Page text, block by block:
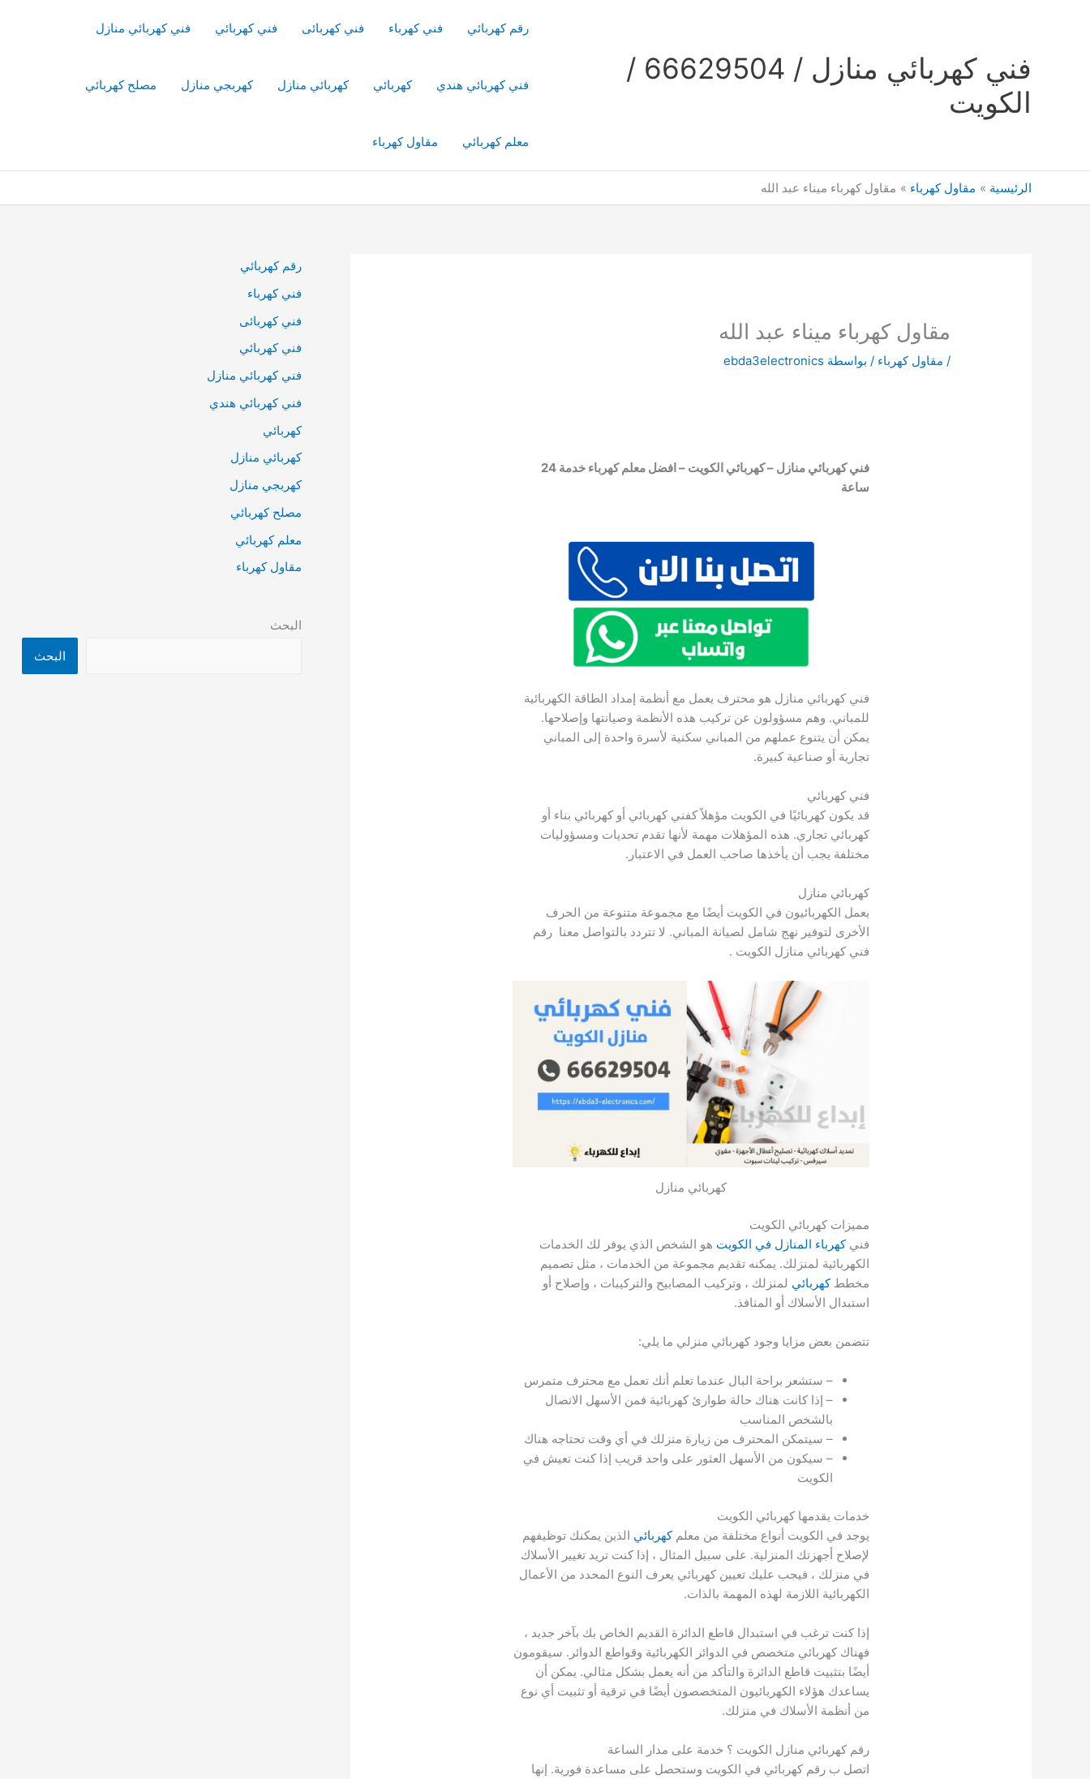
فني كهربائي منازل / 66629504 /
الكويت
رقم كهربائي فني كهرباء فني كهربائى فني كهربائي فني كهربائي منازل
فني كهربائي هندي كهربائي كهربائي منازل كهربجي منازل مصلح كهربائي
معلم كهربائي مقاول كهرباء
الرئيسية مقاول كهرباء مقاول كهرباء ميناء عبد الله
مقاول كهرباء ميناء عبد الله
/ مقاول كهرباء / بواسطة ebda3electronics
فني كهربائي منازل – كهربائي الكويت – افضل معلم كهرباء خدمة 24
ساعة
فني كهربائي منازل هو محترف يعمل مع أنظمة إمداد الطاقة الكهربائية
للمباني. وهم مسؤولون عن تركيب هذه الأنظمة وصيانتها وإصلاحها.
يمكن أن يتنوع عملهم من المباني سكنية لأسرة واحدة إلى المباني
تجارية أو صناعية كبيرة.
فني كهربائي
قد يكون كهربائيًا في الكويت مؤهلاً كفني كهربائي أو كهربائي بناء أو
كهربائي تجاري. هذه المؤهلات مهمة لأنها تقدم تحديات ومسؤوليات
مختلفة يجب أن يأخذها صاحب العمل في الاعتبار.
كهربائي منازل
يعمل الكهربائيون في الكويت أيضًا مع مجموعة متنوعة من الحرف
الأخرى لتوفير نهج شامل لصيانة المباني. لا تتردد بالتواصل معنا رقم
فني كهربائي منازل الكويت .
كهربائي منازل
مميزات كهربائي الكويت
فني كهرباء المنازل في الكويت هو الشخص الذي يوفر لك الخدمات
الكهربائية لمنزلك. يمكنه تقديم مجموعة من الخدمات ، مثل تصميم
مخططكهربائي لمنزلك ، وتركيب المصابيح والتركيبات ، وإصلاح أو
استبدال الأسلاك أو المنافذ.
تتضمن بعض مزايا وجود كهربائي منزلي ما يلي:
– ستشعر براحة البال عندما تعلم أنك تعمل مع محترف متمرس
– إذا كانت هناك حالة طوارئ كهربائية فمن الأسهل الاتصال
بالشخص المناسب
– سيتمكن المحترف من زيارة منزلك في أي وقت تحتاجه هناك
– سيكون من الأسهل العثور على واحد قريب إذا كنت تعيش في
الكويت
خدمات يقدمها كهربائي الكويت
يوجد في الكويت أنواع مختلفة من معلمكهربائي الذين يمكنك توظيفهم
لإصلاح أجهزتك المنزلية. على سبيل المثال ، إذا كنت تريد تغيير الأسلاك
في منزلك ، فيجب عليك تعيين كهربائي يعرف النوع المحدد من الأعمال
الكهربائية اللازمة لهذه المهمة بالذات.
إذا كنت ترغب في استبدال قاطع الدائرة القديم الخاص بك بآخر جديد ،
فهناك كهربائي متخصص في الدوائر الكهربائية وقواطع الدوائر. سيقومون
أيضًا بتثبيت قاطع الدائرة والتأكد من أنه يعمل بشكل مثالي. يمكن أن
يساعدك هؤلاء الكهربائيون المتخصصون أيضًا في ترقية أو تثبيت أي نوع
من أنظمة الأسلاك في منزلك.
رقم كهربائي منازل الكويت ؟ خدمة على مدار الساعة
اتصل ب رقم كهربائي في الكويت وستحصل على مساعدة فورية. إنها
رقم كهربائي
فني كهرباء
فني كهربائى
فني كهربائي
فني كهربائي منازل
فني كهربائي هندي
كهربائي
كهربائي منازل
كهربجي منازل
مصلح كهربائي
معلم كهربائي
مقاول كهرباء
البحث
البحث